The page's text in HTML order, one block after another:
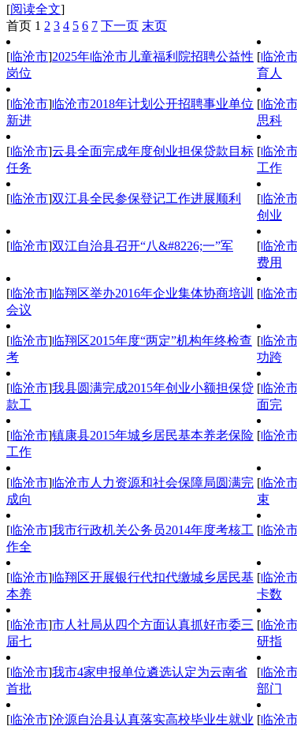
[阅读全文]
首页 1 2 3 4 5 6 7 下一页 末页
[临沧市]2025年临沧市儿童福利院招聘公益性
岗位
[临沧
育人
[临沧市]临沧市2018年计划公开招聘事业单位
新进
[临沧
思科
[临沧市]云县全面完成年度创业担保贷款目标
任务
[临沧
工作
[临沧市]双江县全民参保登记工作进展顺利 [临沧
创业
[临沧市]双江自治县召开“八&#8226;一”军 [临沧
费用
[临沧市]临翔区举办2016年企业集体协商培训
会议
[临沧
[临沧市]临翔区2015年度“两定”机构年终检查
考
[临沧
功跨
[临沧市]我县圆满完成2015年创业小额担保贷
款工
[临沧
面完
[临沧市]镇康县2015年城乡居民基本养老保险
工作
[临沧
[临沧市]临沧市人力资源和社会保障局圆满完
成向
[临沧
束
[临沧市]我市行政机关公务员2014年度考核工
作全
[临沧
[临沧市]临翔区开展银行代扣代缴城乡居民基
本养
[临沧
卡数
[临沧市]市人社局从四个方面认真抓好市委三
届七
[临沧
研指
[临沧市]我市4家申报单位遴选认定为云南省
首批
[临沧
部门
[临沧市]沧源自治县认真落实高校毕业生就业 [临沧